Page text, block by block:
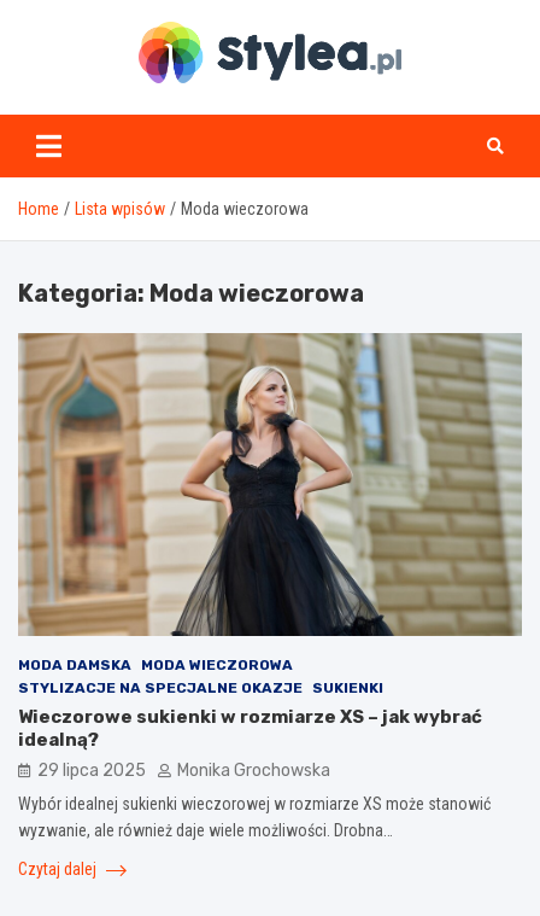
stylea.pl
Home Lista wpisów Moda wieczorowa
Kategoria: Moda wieczorowa
MODA DAMSKA
MODA WIECZOROWA
STYLIZACJE NA SPECJALNE OKAZJE
SUKIENKI
Wieczorowe sukienki w rozmiarze XS – jak wybrać
idealną?
29 lipca 2025 Monika Grochowska
Wybór idealnej sukienki wieczorowej w rozmiarze XS może stanowić
wyzwanie, ale również daje wiele możliwości. Drobna…
Czytaj dalej